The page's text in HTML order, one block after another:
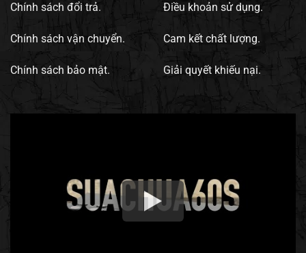
Chính sách đổi trả.
Chính sách vận chuyển.
Chính sách bảo mật.
Điều khoản sử dụng.
Cam kết chất lượng.
Giải quyết khiếu nại.